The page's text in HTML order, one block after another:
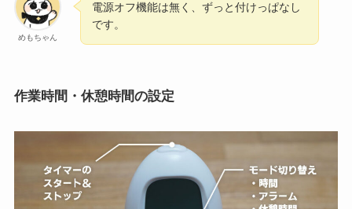
めもちゃん
電源オフ機能は無く、ずっと付けっぱなし
です。
作業時間・休憩時間の設定